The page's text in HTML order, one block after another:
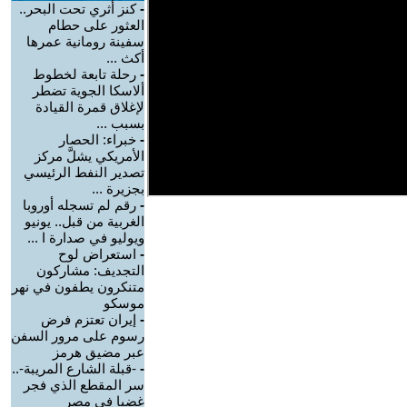
-كنز أثري تحت البحر..
العثور على حطام
سفينة رومانية عمرها
أكث ...
- رحلة تابعة لخطوط
ألاسكا الجوية تضطر
لإغلاق قمرة القيادة
بسبب ...
- خبراء: الحصار
الأمريكي يشلَّ مركز
تصدير النفط الرئيسي
بجزيرة ...
- رقم لم تسجله أوروبا
الغربية من قبل.. يونيو
ويوليو في صدارة ا ...
- استعراض لوح
التجديف: مشاركون
متنكرون يطفون في نهر
موسكو
- إيران تعتزم فرض
رسوم على مرور السفن
عبر مضيق هرمز
- -قبلة الشارع المريبة-..
سر المقطع الذي فجر
غضبا في مصر